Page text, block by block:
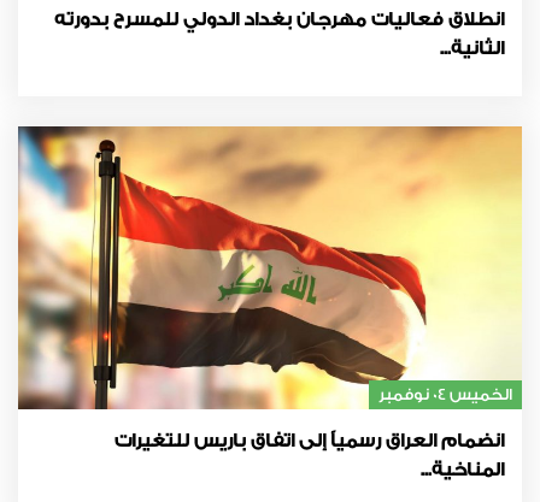
انطلاق فعاليات مهرجان بغداد الدولي للمسرح بدورته
الثانية...
الخميس 04 نوفمبر
انضمام العراق رسمياً إلى اتفاق باريس للتغيرات
المناخية...